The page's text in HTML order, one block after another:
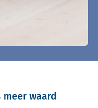
waard